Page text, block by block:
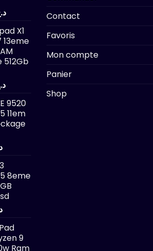
X1
13eme
512Gb
9520
11em
8eme
9
Ram
Contact
Favoris
Mon compte
Panier
Shop